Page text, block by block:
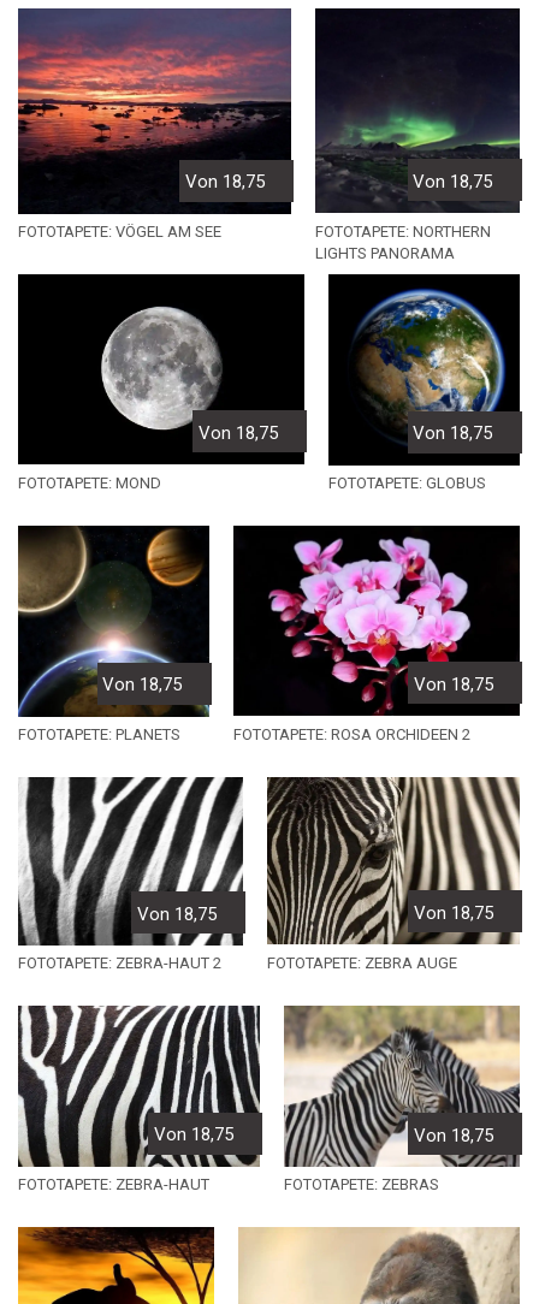
Von 18,75
FOTOTAPETE: VÖGEL AM SEE
Von 18,75
FOTOTAPETE: NORTHERN
LIGHTS PANORAMA
Von 18,75
FOTOTAPETE: MOND
Von 18,75
FOTOTAPETE: GLOBUS
Von 18,75
FOTOTAPETE: PLANETS
Von 18,75
FOTOTAPETE: ROSA ORCHIDEEN 2
Von 18,75
FOTOTAPETE: ZEBRA-HAUT 2
Von 18,75
FOTOTAPETE: ZEBRA AUGE
Von 18,75
FOTOTAPETE: ZEBRA-HAUT
Von 18,75
FOTOTAPETE: ZEBRAS